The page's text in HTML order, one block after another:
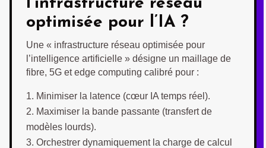
l’infrastructure réseau
optimisée pour l’IA ?
Une « infrastructure réseau optimisée pour
l’intelligence artificielle » désigne un maillage de
fibre, 5G et edge computing calibré pour :
Minimiser la latence (cœur IA temps réel).
Maximiser la bande passante (transfert de
modèles lourds).
Orchestrer dynamiquement la charge de calcul